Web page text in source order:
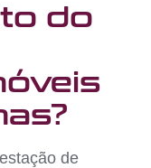
do
de